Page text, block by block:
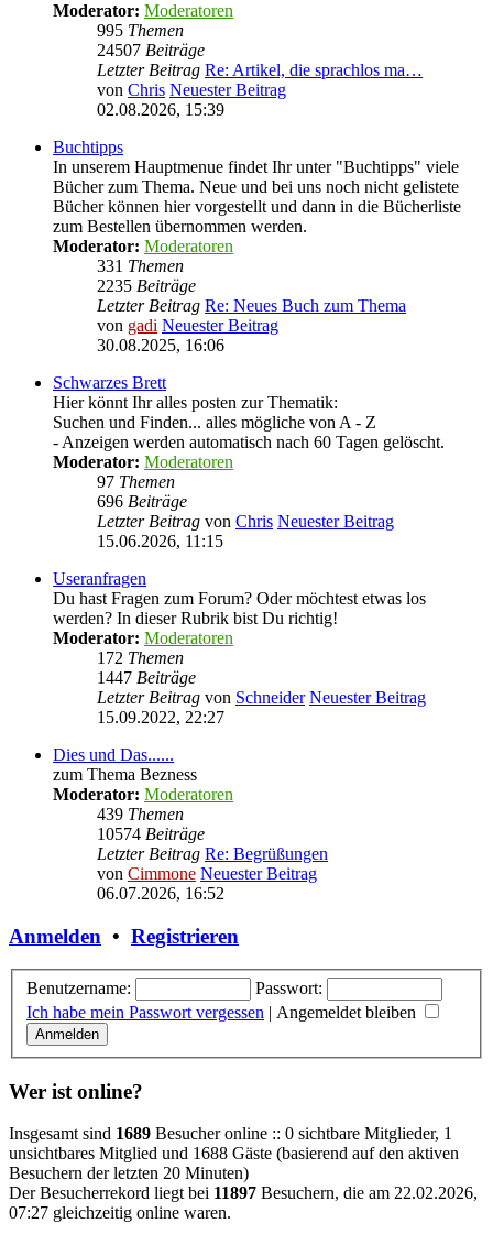
Moderator: Moderatoren
995 Themen
24507 Beiträge
Letzter Beitrag Re: Artikel, die sprachlos ma…
von Chris Neuester Beitrag
02.08.2026, 15:39
Buchtipps
In unserem Hauptmenue findet Ihr unter "Buchtipps" viele
Bücher zum Thema. Neue und bei uns noch nicht gelistete
Bücher können hier vorgestellt und dann in die Bücherliste
zum Bestellen übernommen werden.
Moderator: Moderatoren
331 Themen
2235 Beiträge
Letzter Beitrag Re: Neues Buch zum Thema
von gadi Neuester Beitrag
30.08.2025, 16:06
Schwarzes Brett
Hier könnt Ihr alles posten zur Thematik:
Suchen und Finden... alles mögliche von A - Z
- Anzeigen werden automatisch nach 60 Tagen gelöscht.
Moderator: Moderatoren
97 Themen
696 Beiträge
Letzter Beitrag von Chris Neuester Beitrag
15.06.2026, 11:15
Useranfragen
Du hast Fragen zum Forum? Oder möchtest etwas los
werden? In dieser Rubrik bist Du richtig!
Moderator: Moderatoren
172 Themen
1447 Beiträge
Letzter Beitrag von Schneider Neuester Beitrag
15.09.2022, 22:27
Dies und Das......
zum Thema Bezness
Moderator: Moderatoren
439 Themen
10574 Beiträge
Letzter Beitrag Re: Begrüßungen
von Cimmone Neuester Beitrag
06.07.2026, 16:52
Anmelden • Registrieren
Benutzername:
Passwort:
Ich habe mein Passwort vergessen | Angemeldet bleiben
Wer ist online?
Insgesamt sind 1689 Besucher online :: 0 sichtbare Mitglieder, 1
unsichtbares Mitglied und 1688 Gäste (basierend auf den aktiven
Besuchern der letzten 20 Minuten)
Der Besucherrekord liegt bei 11897 Besuchern, die am 22.02.2026,
07:27 gleichzeitig online waren.